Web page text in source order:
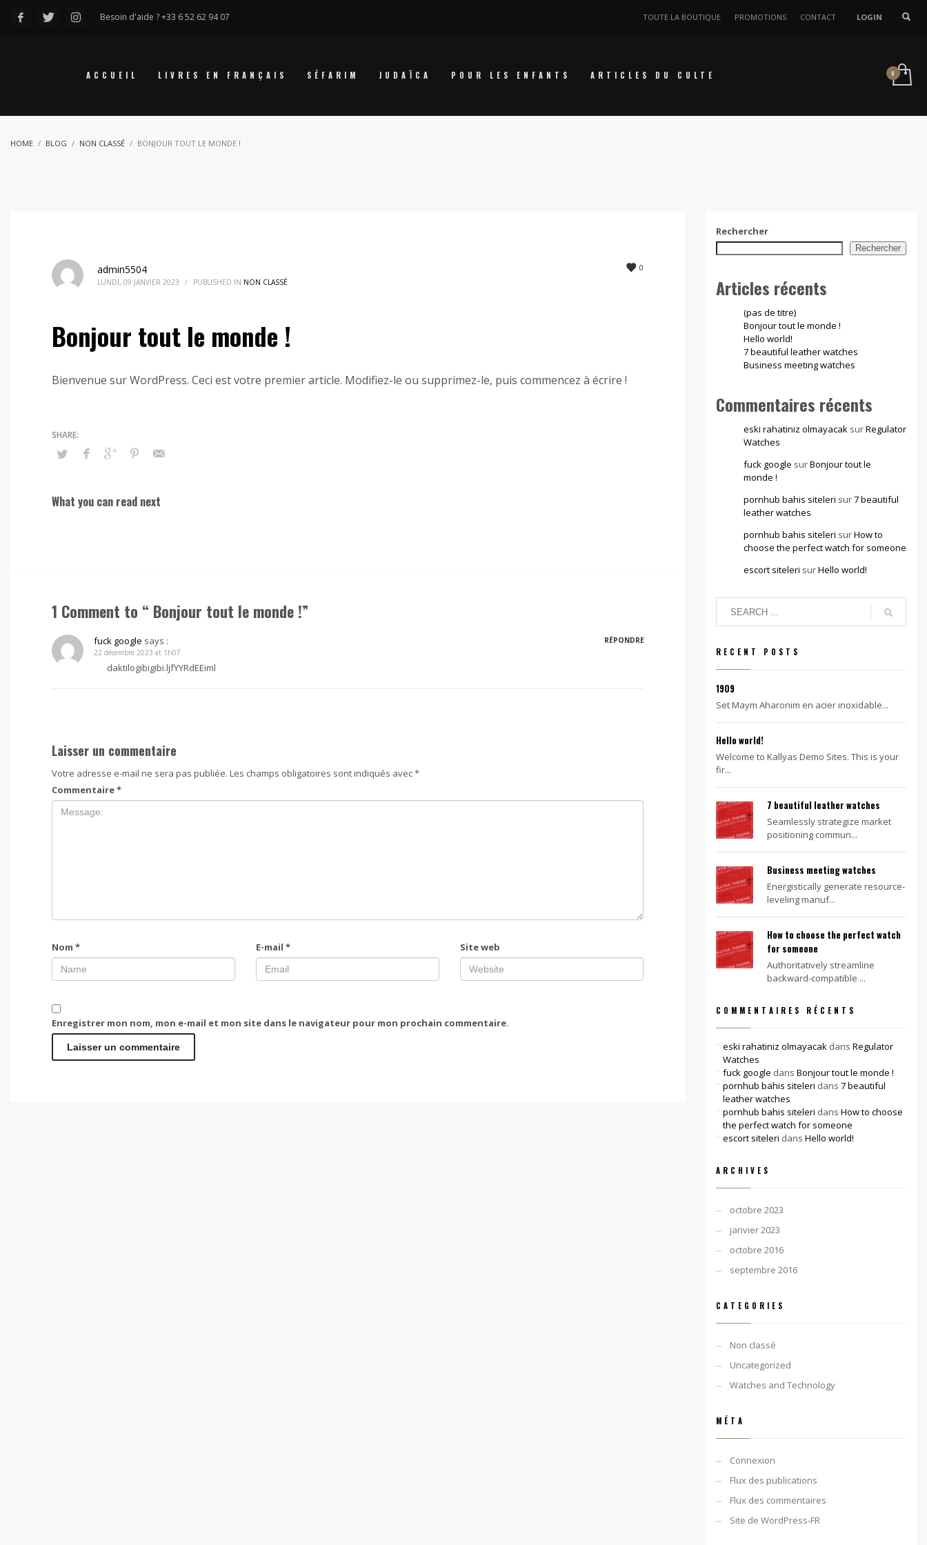
Besoin d'aide ? +33 6 52 62 94 07 TOUTE LA BOUTIQUE PROMOTIONS CONTACT LOGIN
ACCUEIL LIVRES EN FRANÇAIS SÉFARIM JUDAÏCA POUR LES ENFANTS ARTICLES DU CULTE
HOME BLOG NON CLASSÉ BONJOUR TOUT LE MONDE !
0
admin5504
LUNDI, 09 JANVIER 2023 / PUBLISHED IN NON CLASSÉ
Bonjour tout le monde !
Bienvenue sur WordPress. Ceci est votre premier article. Modifiez-le ou supprimez-le, puis commencez à écrire !
What you can read next
1 Comment to “ Bonjour tout le monde !”
fuck google says :
RÉPONDRE
22 décembre 2023 at 1h07
daktilogibigibi.ljfYYRdEEiml
Laisser un commentaire
Votre adresse e-mail ne sera pas publiée. Les champs obligatoires sont indiqués avec*
Commentaire*
Nom * E-mail * Site web
Enregistrer mon nom, mon e-mail et mon site dans le navigateur pour mon prochain commentaire.
Rechercher
Rechercher
Articles récents
(pas de titre)
Bonjour tout le monde !
Hello world!
7 beautiful leather watches
Business meeting watches
Commentaires récents
eski rahatiniz olmayacak surRegulator
Watches
fuck google surBonjour tout le
monde !
pornhub bahis siteleri sur7 beautiful
leather watches
pornhub bahis siteleri surHow to
choose the perfect watch for someone
escort siteleri surHello world!
RECENT POSTS
1909
Set Maym Aharonim en acier inoxidable...
Hello world!
Welcome to Kallyas Demo Sites. This is your
fir...
7 beautiful leather watches
Seamlessly strategize market
positioning commun...
Business meeting watches
Energistically generate resource-
leveling manuf...
How to choose the perfect watch
for someone
Authoritatively streamline
backward-compatible ...
COMMENTAIRES RÉCENTS
eski rahatiniz olmayacak dans Regulator
Watches
fuck google dans Bonjour tout le monde !
pornhub bahis siteleri dans 7 beautiful
leather watches
pornhub bahis siteleri dans How to choose
the perfect watch for someone
escort siteleri dans Hello world!
ARCHIVES
octobre 2023
janvier 2023
octobre 2016
septembre 2016
CATEGORIES
Non classé
Uncategorized
Watches and Technology
MÉTA
Connexion
Flux des publications
Flux des commentaires
Site de WordPress-FR